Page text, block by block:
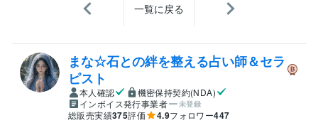
一覧に戻る
まな☆石との絆を整える占い師＆セラ
ピスト
本人確認
機密保持契約(NDA)
インボイス発行事業者
未登録
総販売実績375評価 4.9フォロワー447